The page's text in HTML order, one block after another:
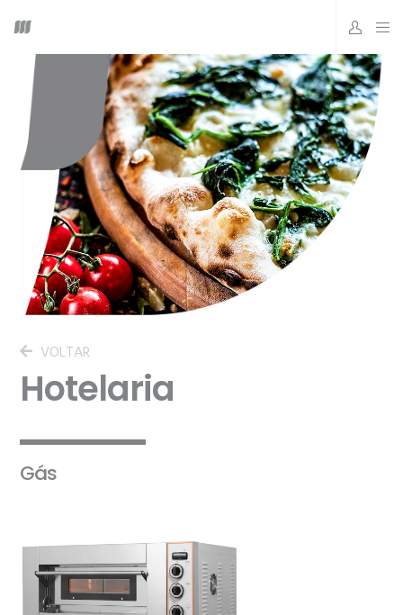
VOLTAR
Hotelaria
Gás